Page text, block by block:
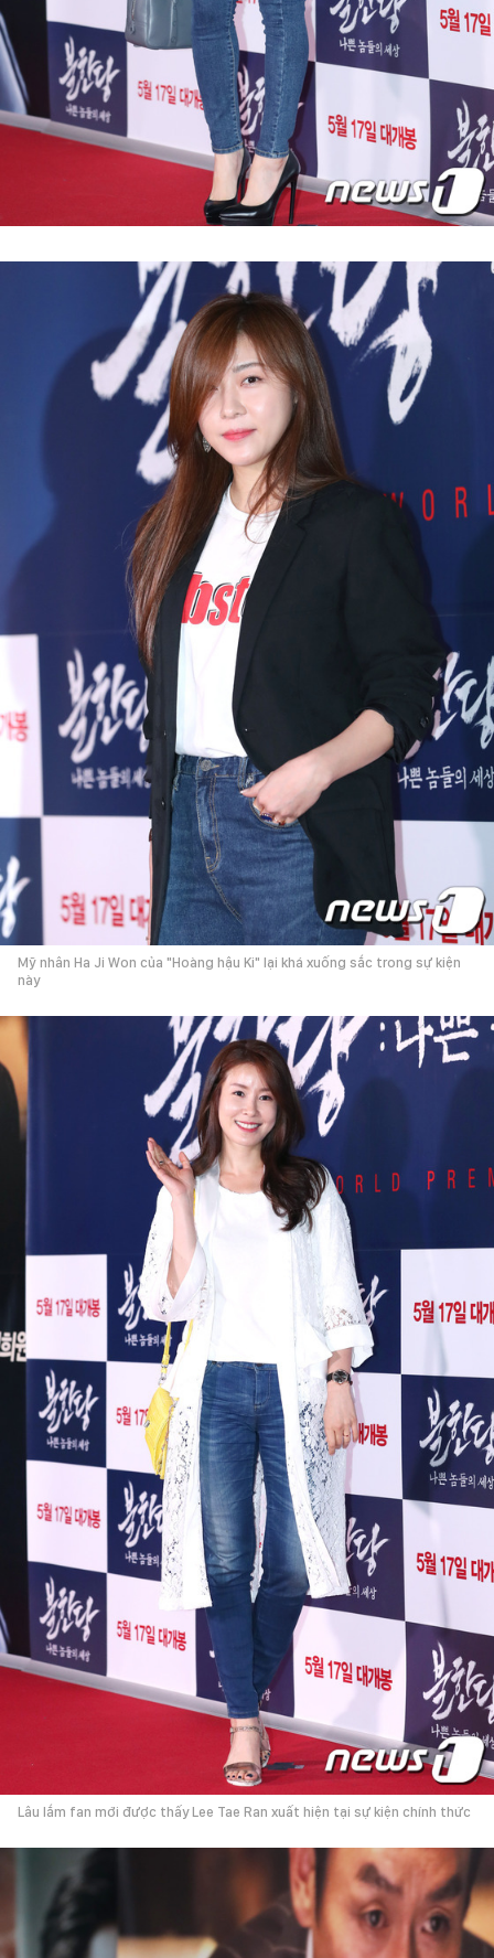
Mỹ nhân Ha Ji Won của "Hoàng hậu Ki" lại khá xuống sắc trong sự kiện
này
Lâu lắm fan mới được thấy Lee Tae Ran xuất hiện tại sự kiện chính thức